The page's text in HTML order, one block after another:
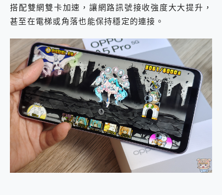
搭配雙網雙卡加速，讓網路訊號接收強度大大提升，
甚至在電梯或角落也能保持穩定的連接。